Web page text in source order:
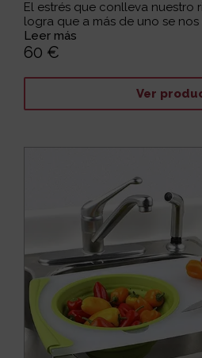
El estrés que conlleva nuestro
logra que a más de uno se nos
Leer más
60 €
Ver